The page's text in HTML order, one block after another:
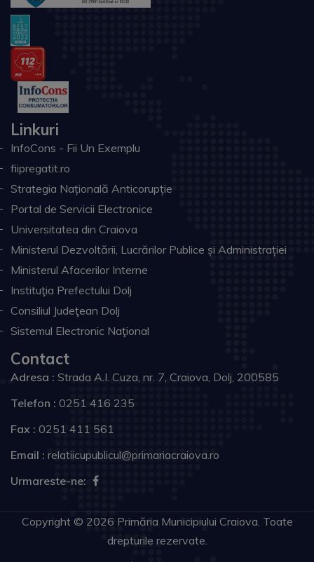
Linkuri
InfoCons - Fii Un Exemplu
fiipregatit.ro
Strategia Națională Anticorupție
Portal de Servicii Electronice
Universitatea din Craiova
Ministerul Dezvoltării, Lucrărilor Publice și Administrației
Ministerul Afacerilor Interne
Instituţia Prefectului Dolj
Consiliul Judeţean Dolj
Sistemul Electronic Naţional
Contact
Adresa : Strada A.I. Cuza, nr. 7, Craiova, Dolj, 200585
Telefon : 0251 416 235
Fax : 0251 411 561
Email : relatiicupublicul@primariacraiova.ro
Urmareste-ne:
Copyright © 2026 Primăria Municipiului Craiova. Toate
drepturile rezervate.